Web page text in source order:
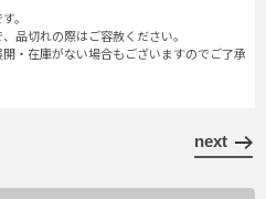
。
品切れの際はご容赦ください。
・在庫がない場合もございますのでご了承
next